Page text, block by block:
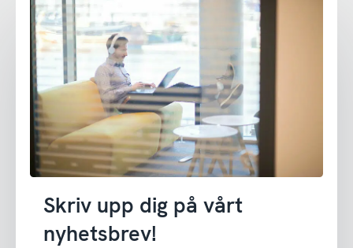
Skriv upp dig på vårt
nyhetsbrev!